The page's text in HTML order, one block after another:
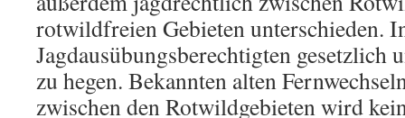
rotwildfreien Gebieten unterschieden.
Jagdausübungsberechtigten gesetzlich
zu hegen. Bekannten alten
zwischen den Rotwildgebieten wird